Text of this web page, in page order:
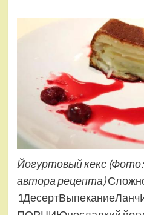
Йогуртовый кекс(Фото:
автора рецепта)